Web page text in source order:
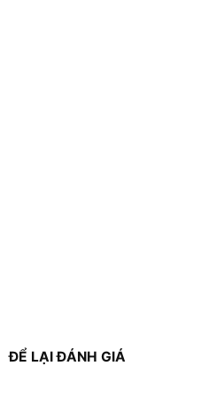
ĐỂ LẠI ĐÁNH GIÁ